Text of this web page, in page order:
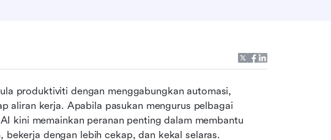
produktiviti dengan menggabungkan automasi,
aliran kerja. Apabila pasukan mengurus pelbagai
kini memainkan peranan penting dalam membantu
bekerja dengan lebih cekap, dan kekal selaras.